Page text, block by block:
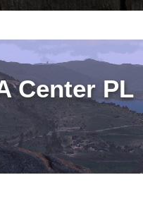
Center PL